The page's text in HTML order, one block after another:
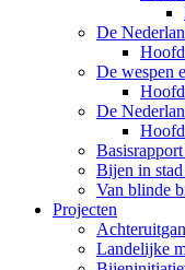
De
De wespen
De
Bijen in
Van blinde
Projecten
Landelijke